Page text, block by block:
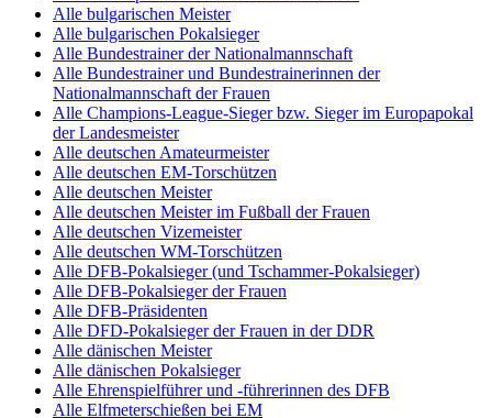
Alle bulgarischen Meister
Alle bulgarischen Pokalsieger
Alle Bundestrainer der Nationalmannschaft
Alle Bundestrainer und Bundestrainerinnen der
Nationalmannschaft der Frauen
Alle Champions-League-Sieger bzw. Sieger im Europapokal
der Landesmeister
Alle deutschen Amateurmeister
Alle deutschen EM-Torschützen
Alle deutschen Meister
Alle deutschen Meister im Fußball der Frauen
Alle deutschen Vizemeister
Alle deutschen WM-Torschützen
Alle DFB-Pokalsieger (und Tschammer-Pokalsieger)
Alle DFB-Pokalsieger der Frauen
Alle DFB-Präsidenten
Alle DFD-Pokalsieger der Frauen in der DDR
Alle dänischen Meister
Alle dänischen Pokalsieger
Alle Ehrenspielführer und -führerinnen des DFB
Alle Elfmeterschießen bei EM